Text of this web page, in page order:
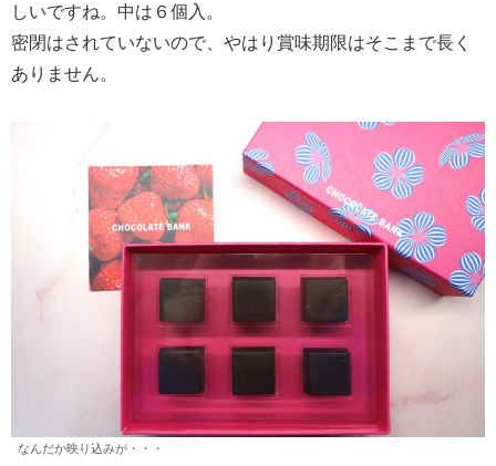
しいですね。中は６個入。
密閉はされていないので、やはり賞味期限はそこまで長く
ありません。
なんだか映り込みが・・・